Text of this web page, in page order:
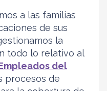
a las familias
de sus
la
todo lo relativo al
del
procesos de